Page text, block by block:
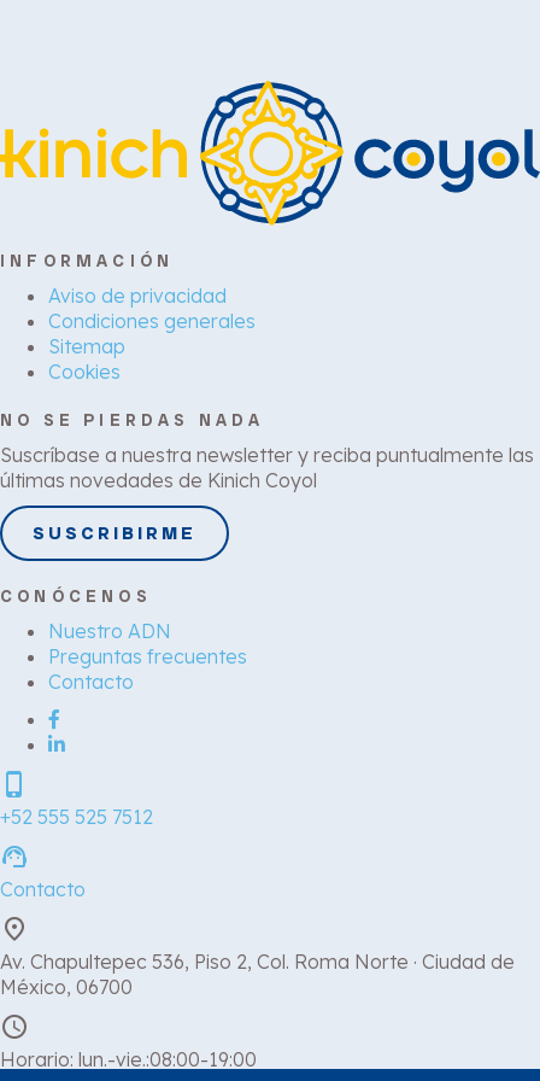
INFORMACIÓN
Aviso de privacidad
Condiciones generales
Sitemap
Cookies
NO SE PIERDAS NADA
Suscríbase a nuestra newsletter y reciba puntualmente las
últimas novedades de Kinich Coyol
SUSCRIBIRME
CONÓCENOS
Nuestro ADN
Preguntas frecuentes
Contacto
phone_iphone
+52 555 525 7512
support_agent
Contacto
place
Av. Chapultepec 536, Piso 2, Col. Roma Norte · Ciudad de
México, 06700
schedule
Horario: lun.-vie.:08:00-19:00